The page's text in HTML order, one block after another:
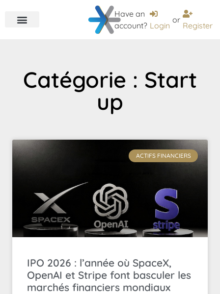
Have an
account? Login
or
Register
Catégorie : Start
up
ACTIFS FINANCIERS
IPO 2026 : l’année où SpaceX,
OpenAI et Stripe font basculer les
marchés financiers mondiaux